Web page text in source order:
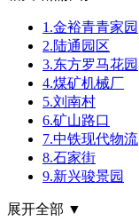
1.金裕青青家园
2.陆通园区
3.东方罗马花园
4.煤矿机械厂
5.刘南村
6.矿山路口
7.中铁现代物流
8.石家街
9.新兴骏景园
展开全部 ▼